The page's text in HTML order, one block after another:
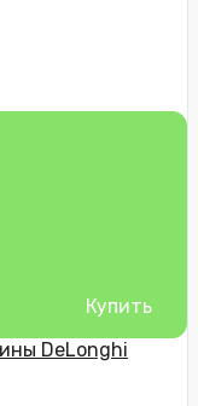
Купить
DeLonghi